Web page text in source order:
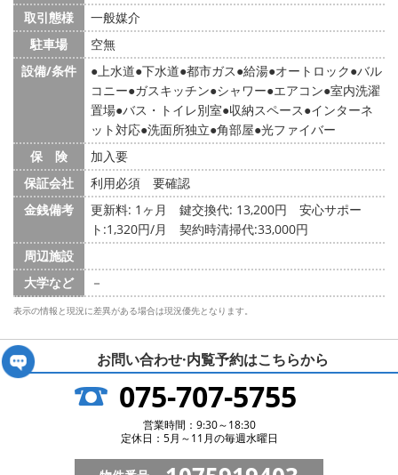
取引態様
一般媒介
駐車場
空無
設備/条件
上水道 下水道 都市ガス 給湯 オートロック バル
コニー ガスキッチン シャワー エアコン 室内洗濯
置場 バス・トイレ別室 収納スペース インターネ
ット対応 洗面所独立 角部屋 光ファイバー
保 険
加入要
保証会社
利用必須 要確認
金銭備考
更新料: 1ヶ月 鍵交換代: 13,200円
安心サポー
ト:1,320円/月 契約時清掃代:33,000円
周辺施設
大学など
－
表示の情報と現況に差異がある場合は現況優先となります。
お問い合わせ·内覧予約はこちらから
075-707-5755
営業時間：9:30～18:30
定休日：5月～11月の毎週水曜日